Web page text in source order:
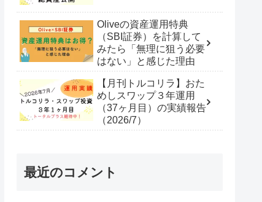
Oliveの資産運用特典
（SBI証券）を計算して
みたら「無理に狙う必要
はない」と感じた理由
【月刊トルコリラ】おた
めしスワップ３年運用
（37ヶ月目）の実績報告
（2026/7）
最近のコメント